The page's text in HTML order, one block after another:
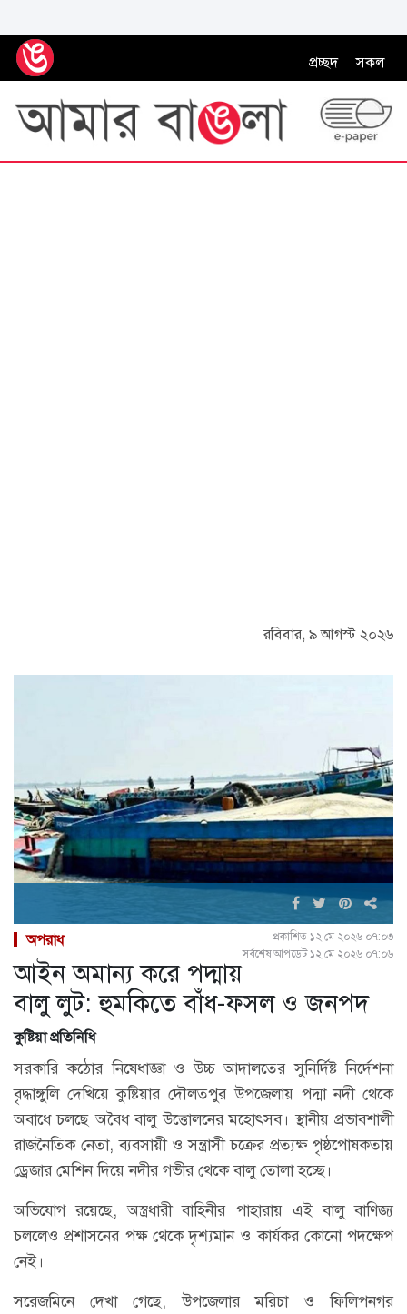
প্রচ্ছদ সকল
রবিবার, ৯ আগস্ট ২০২৬
অপরাধ
প্রকাশিত ১২ মে ২০২৬ ০৭:০৩
সর্বশেষ আপডেট ১২ মে ২০২৬ ০৭:০৬
আইন অমান্য করে পদ্মায়
বালু লুট: হুমকিতে বাঁধ-ফসল ও জনপদ
কুষ্টিয়া প্রতিনিধি
সরকারি কঠোর নিষেধাজ্ঞা ও উচ্চ আদালতের সুনির্দিষ্ট নির্দেশনা
বৃদ্ধাঙ্গুলি দেখিয়ে কুষ্টিয়ার দৌলতপুর উপজেলায় পদ্মা নদী থেকে
অবাধে চলছে অবৈধ বালু উত্তোলনের মহোৎসব। স্থানীয় প্রভাবশালী
রাজনৈতিক নেতা, ব্যবসায়ী ও সন্ত্রাসী চক্রের প্রত্যক্ষ পৃষ্ঠপোষকতায়
ড্রেজার মেশিন দিয়ে নদীর গভীর থেকে বালু তোলা হচ্ছে।
অভিযোগ রয়েছে, অস্ত্রধারী বাহিনীর পাহারায় এই বালু বাণিজ্য
চললেও প্রশাসনের পক্ষ থেকে দৃশ্যমান ও কার্যকর কোনো পদক্ষেপ
নেই।
সরেজমিনে দেখা গেছে, উপজেলার মরিচা ও ফিলিপনগর